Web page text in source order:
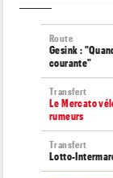
Route
Gesink :
courante"
Transfert
Le Mercato
rumeurs
Transfert
Lotto-